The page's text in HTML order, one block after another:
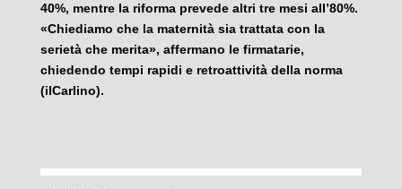
40%, mentre la riforma prevede altri tre mesi all’80%.
«Chiediamo che la maternità sia trattata con la
serietà che merita», affermano le firmatarie,
chiedendo tempi rapidi e retroattività della norma
(ilCarlino).